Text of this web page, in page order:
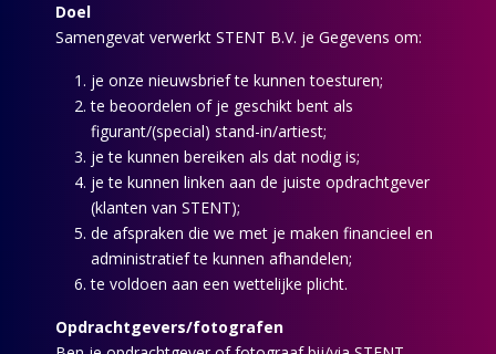
Doel
Samengevat verwerkt STENT B.V. je Gegevens om:
je onze nieuwsbrief te kunnen toesturen;
te beoordelen of je geschikt bent als
figurant/(special) stand-in/artiest;
je te kunnen bereiken als dat nodig is;
je te kunnen linken aan de juiste opdrachtgever
(klanten van STENT);
de afspraken die we met je maken financieel en
administratief te kunnen afhandelen;
te voldoen aan een wettelijke plicht.
Opdrachtgevers/fotografen